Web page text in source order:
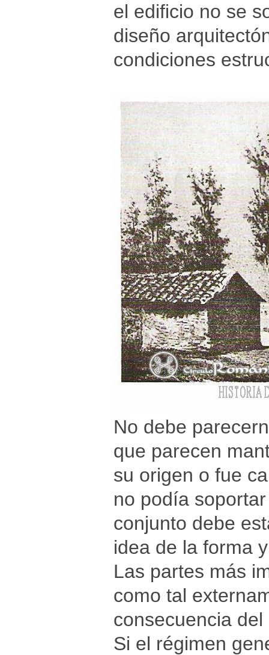
el edificio no se
diseño
condiciones
No debe
que parecen
su origen o fue
no podía
conjunto debe
idea de la forma
Las partes más
como tal
consecuencia
Si el régimen